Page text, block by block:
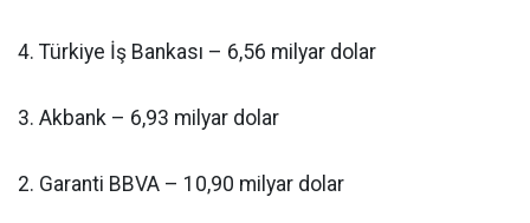
4. Türkiye İş Bankası – 6,56 milyar dolar
3. Akbank – 6,93 milyar dolar
2. Garanti BBVA – 10,90 milyar dolar